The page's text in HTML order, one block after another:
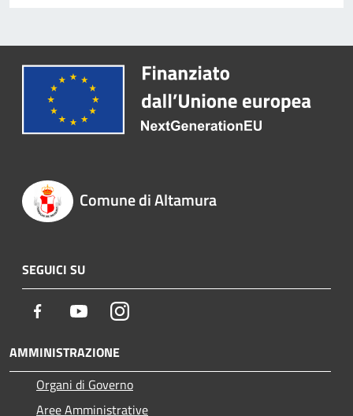
Comune di Altamura
SEGUICI SU
Facebook YoutubeInstagram
AMMINISTRAZIONE
Organi di Governo
Aree Amministrative